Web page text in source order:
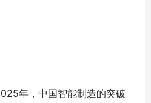
年，中国智能制造的突破